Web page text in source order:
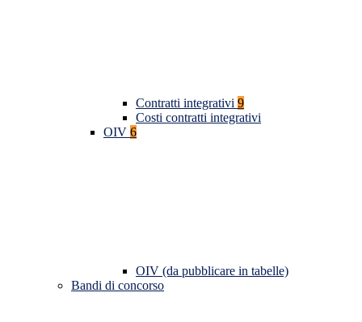
Contratti integrativi 9
Costi contratti integrativi
OIV 6
OIV (da pubblicare in tabelle)
Bandi di concorso